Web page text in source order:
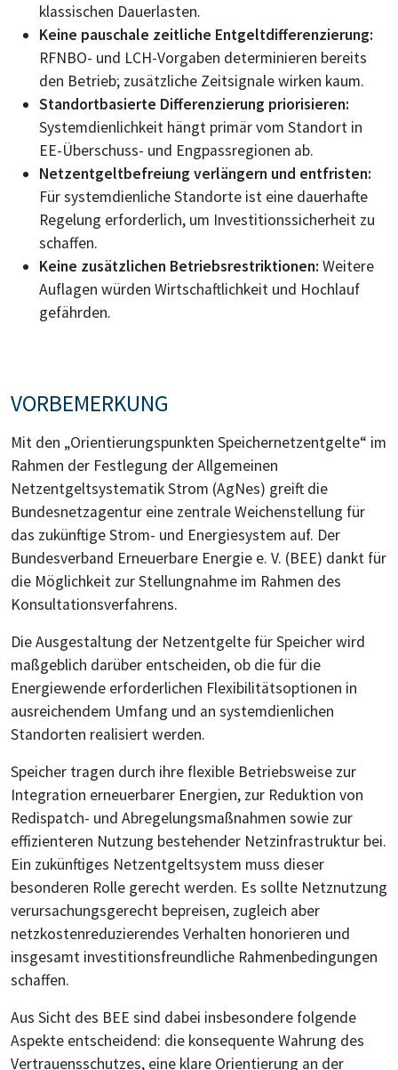
klassischen Dauerlasten.
Keine pauschale zeitliche Entgeltdifferenzierung:
RFNBO- und LCH-Vorgaben determinieren bereits
den Betrieb; zusätzliche Zeitsignale wirken kaum.
Standortbasierte Differenzierung priorisieren:
Systemdienlichkeit hängt primär vom Standort in
EE-Überschuss- und Engpassregionen ab.
Netzentgeltbefreiung verlängern und entfristen:
Für systemdienliche Standorte ist eine dauerhafte
Regelung erforderlich, um Investitionssicherheit zu
schaffen.
Keine zusätzlichen Betriebsrestriktionen: Weitere
Auflagen würden Wirtschaftlichkeit und Hochlauf
gefährden.
VORBEMERKUNG
Mit den „Orientierungspunkten Speichernetzentgelte“ im
Rahmen der Festlegung der Allgemeinen
Netzentgeltsystematik Strom (AgNes) greift die
Bundesnetzagentur eine zentrale Weichenstellung für
das zukünftige Strom- und Energiesystem auf. Der
Bundesverband Erneuerbare Energie e. V. (BEE) dankt für
die Möglichkeit zur Stellungnahme im Rahmen des
Konsultationsverfahrens.
Die Ausgestaltung der Netzentgelte für Speicher wird
maßgeblich darüber entscheiden, ob die für die
Energiewende erforderlichen Flexibilitätsoptionen in
ausreichendem Umfang und an systemdienlichen
Standorten realisiert werden.
Speicher tragen durch ihre flexible Betriebsweise zur
Integration erneuerbarer Energien, zur Reduktion von
Redispatch- und Abregelungsmaßnahmen sowie zur
effizienteren Nutzung bestehender Netzinfrastruktur bei.
Ein zukünftiges Netzentgeltsystem muss dieser
besonderen Rolle gerecht werden. Es sollte Netznutzung
verursachungsgerecht bepreisen, zugleich aber
netzkostenreduzierendes Verhalten honorieren und
insgesamt investitionsfreundliche Rahmenbedingungen
schaffen.
Aus Sicht des BEE sind dabei insbesondere folgende
Aspekte entscheidend: die konsequente Wahrung des
Vertrauensschutzes, eine klare Orientierung an der